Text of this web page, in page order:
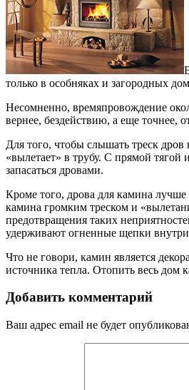
только в особняках и загородных
Несомненно, времяпровождение
вернее, бездействию, а еще точнее,
Для того, чтобы слышать треск
«вылетает» в трубу. С прямой тягой
запасаться дровами.
Кроме того, дрова для камина лучше
камина громким треском и
предотвращения таких
удерживают огненные щепки внутри
Что не говори, камин является
источника тепла. Отопить весь дом
Добавить комментарий
Ваш адрес email не будет